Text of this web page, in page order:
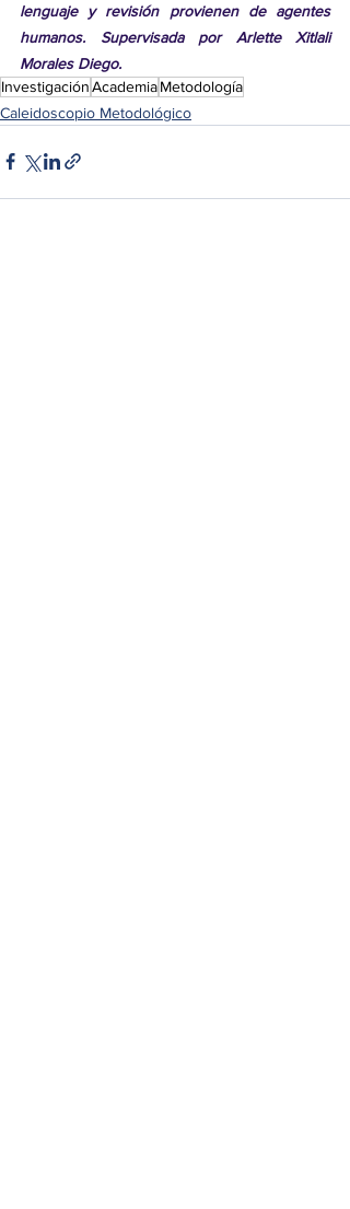
lenguaje y revisión provienen de agentes
humanos. Supervisada por Arlette Xitlali
Morales Diego.
InvestigaciónAcademiaMetodología
Caleidoscopio Metodológico